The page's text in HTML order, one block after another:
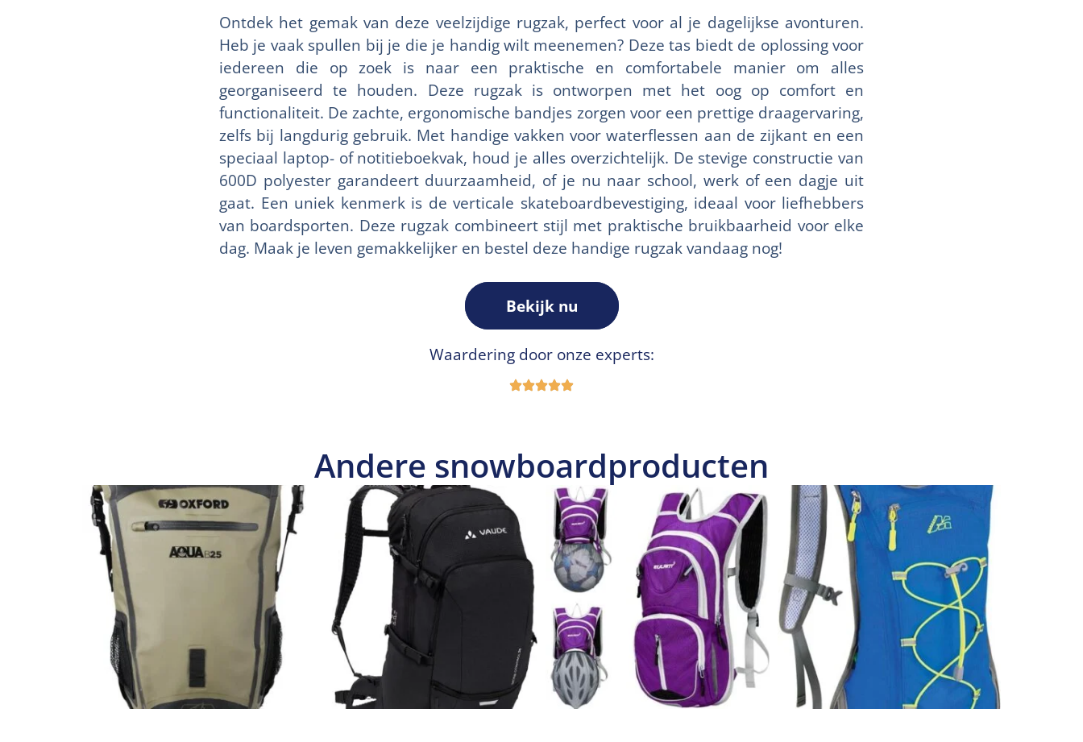
Ontdek het gemak van deze veelzijdige rugzak, perfect voor al je dagelijkse avonturen.
Heb je vaak spullen bij je die je handig wilt meenemen? Deze tas biedt de oplossing voor
iedereen die op zoek is naar een praktische en comfortabele manier om alles
georganiseerd te houden. Deze rugzak is ontworpen met het oog op comfort en
functionaliteit. De zachte, ergonomische bandjes zorgen voor een prettige draagervaring,
zelfs bij langdurig gebruik. Met handige vakken voor waterflessen aan de zijkant en een
speciaal laptop- of notitieboekvak, houd je alles overzichtelijk. De stevige constructie van
600D polyester garandeert duurzaamheid, of je nu naar school, werk of een dagje uit
gaat. Een uniek kenmerk is de verticale skateboardbevestiging, ideaal voor liefhebbers
van boardsporten. Deze rugzak combineert stijl met praktische bruikbaarheid voor elke
dag. Maak je leven gemakkelijker en bestel deze handige rugzak vandaag nog!
Bekijk nu
Waardering door onze experts:
Andere snowboardproducten